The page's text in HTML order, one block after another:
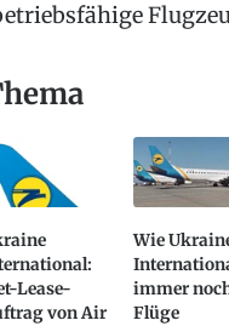
Lease-
von Air
Wie
immer
Flüge